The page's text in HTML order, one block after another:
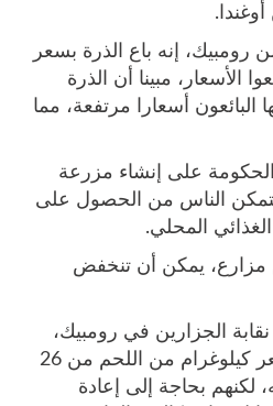
رومبيك، إنه باع الذرة بسعر
الأسعار، مبينا أن الذرة
أسعارا مرتفعة، مما
على إنشاء مزرعة
الناس من الحصول على
المحلي.
مزارع، يمكن أن تنخفض
الجزارين في رومبيك،
أنهم اتفقوا على خفض سعر كيلوغرام من اللحم من 26
23 ألف جنيه، لكنهم بحاجة إلى إعادة